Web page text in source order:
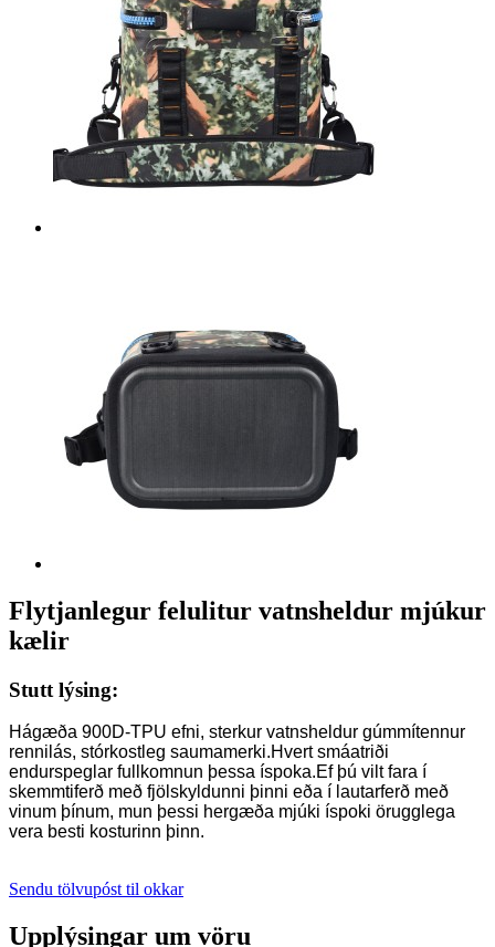
Flytjanlegur felulitur vatnsheldur mjúkur
kælir
Stutt lýsing:
Hágæða 900D-TPU efni, sterkur vatnsheldur gúmmítennur
rennilás, stórkostleg saumamerki.Hvert smáatriði
endurspeglar fullkomnun þessa íspoka.Ef þú vilt fara í
skemmtiferð með fjölskyldunni þinni eða í lautarferð með
vinum þínum, mun þessi hergæða mjúki íspoki örugglega
vera besti kosturinn þinn.
Sendu tölvupóst til okkar
Upplýsingar um vöru